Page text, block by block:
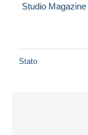
Studio
Stato